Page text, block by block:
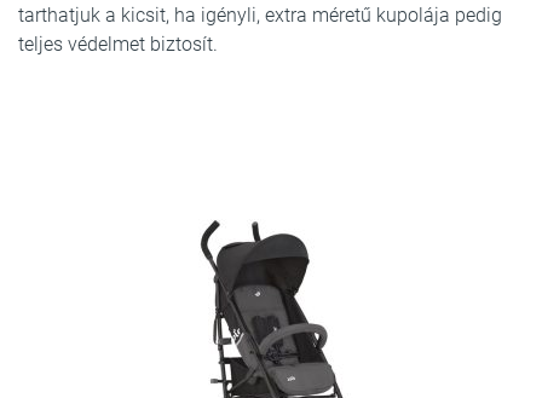
tarthatjuk a kicsit, ha igényli, extra méretű kupolája pedig
teljes védelmet biztosít.